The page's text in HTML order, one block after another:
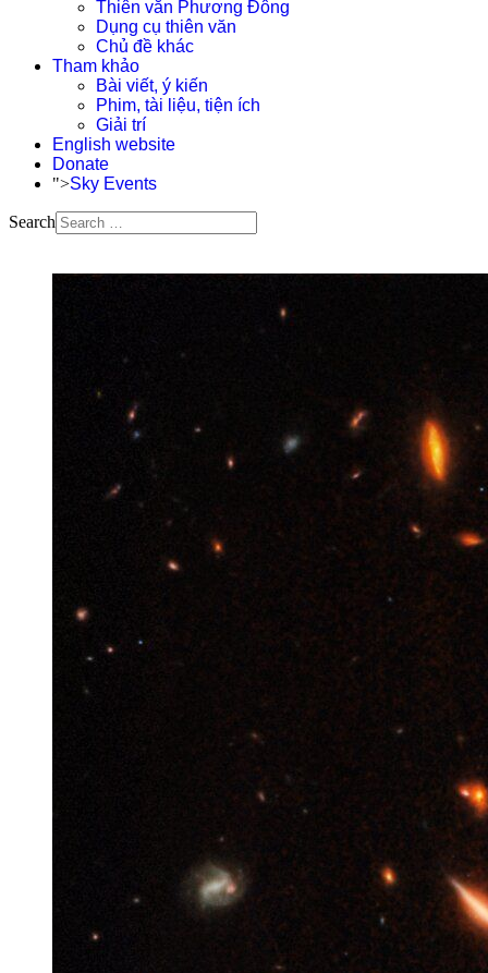
Thiên văn Phương Đông
Dụng cụ thiên văn
Chủ đề khác
Tham khảo
Bài viết, ý kiến
Phim, tài liệu, tiện ích
Giải trí
English website
Donate
">Sky Events
Search